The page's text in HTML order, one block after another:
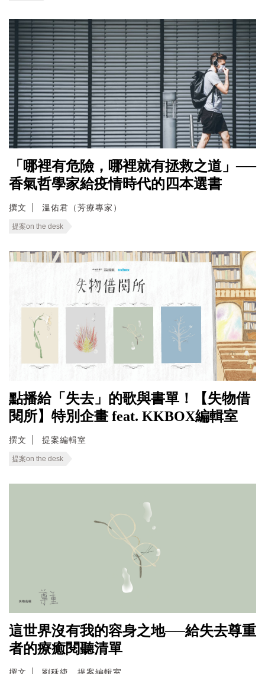
「哪裡有危險，哪裡就有拯救之道」──
香氣哲學家給疫情時代的四本選書
撰文 溫佑君（芳療專家）
提案on the desk
點播給「失去」的歌與書單！【失物借
閱所】特別企畫 feat. KKBOX編輯室
撰文 提案編輯室
提案on the desk
這世界沒有我的容身之地──給失去尊重
者的療癒閱聽清單
撰文 劉秝緁、提案編輯室